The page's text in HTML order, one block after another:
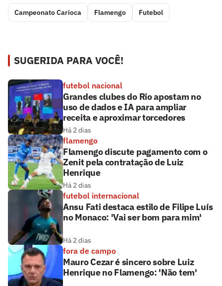
Campeonato Carioca Flamengo Futebol
SUGERIDA PARA VOCÊ!
futebol nacional
Grandes clubes do Rio apostam no
uso de dados e IA para ampliar
receita e aproximar torcedores
Há 2 dias
flamengo
Flamengo discute pagamento com o
Zenit pela contratação de Luiz
Henrique
Há 2 dias
futebol internacional
Ansu Fati destaca estilo de Filipe Luís
no Monaco: 'Vai ser bom para mim'
Há 2 dias
fora de campo
Mauro Cezar é sincero sobre Luiz
Henrique no Flamengo: 'Não tem'